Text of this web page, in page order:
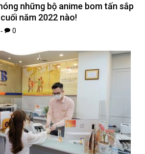
những bộ anime bom tấn sắp
năm 2022 nào!
0